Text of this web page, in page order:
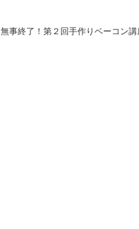
無事終了！第２回手作りベーコン